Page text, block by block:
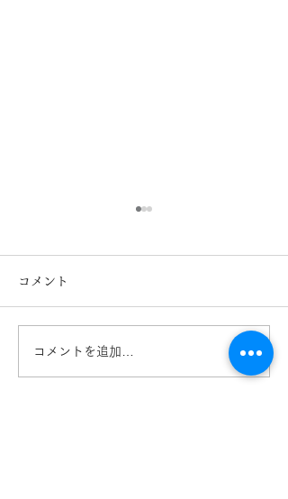
Ray-Ban 2026レイバン
コメント
コメントを追加…